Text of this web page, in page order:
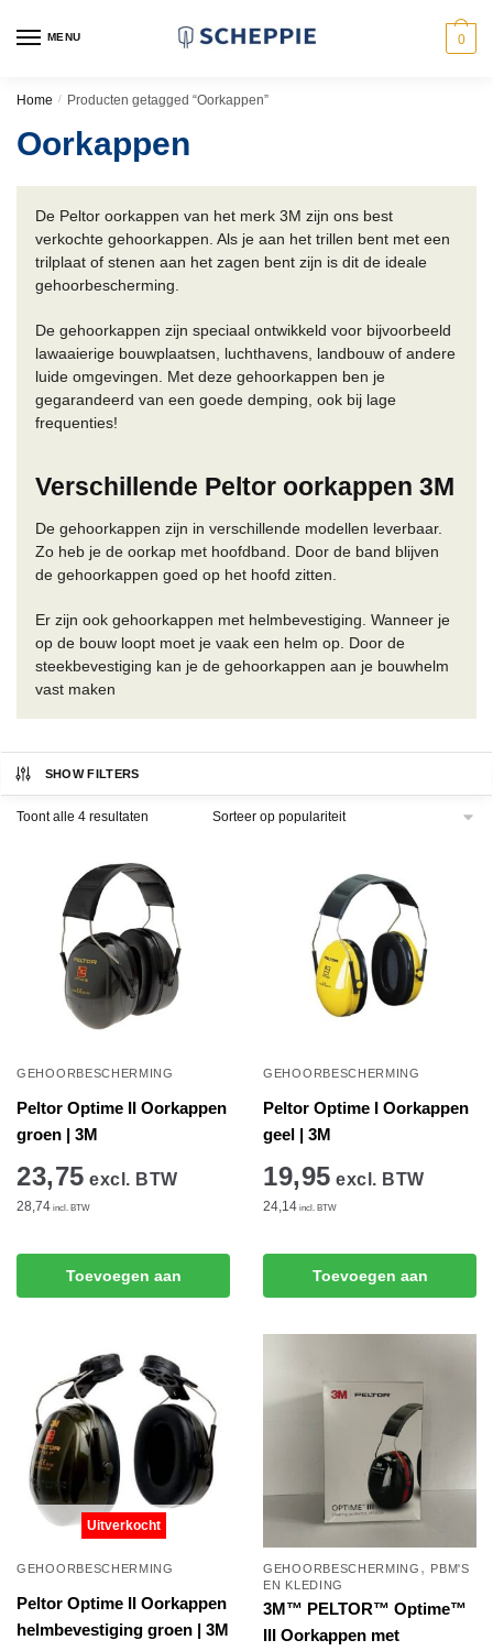
MENU 0
Home / Producten getagged “Oorkappen”
Oorkappen
De Peltor oorkappen van het merk 3M zijn ons best
verkochte gehoorkappen. Als je aan het trillen bent met een
trilplaat of stenen aan het zagen bent zijn is dit de ideale
gehoorbescherming.
De gehoorkappen zijn speciaal ontwikkeld voor bijvoorbeeld
lawaaierige bouwplaatsen, luchthavens, landbouw of andere
luide omgevingen. Met deze gehoorkappen ben je
gegarandeerd van een goede demping, ook bij lage
frequenties!
Verschillende Peltor oorkappen 3M
De gehoorkappen zijn in verschillende modellen leverbaar.
Zo heb je de oorkap met hoofdband. Door de band blijven
de gehoorkappen goed op het hoofd zitten.
Er zijn ook gehoorkappen met helmbevestiging. Wanneer je
op de bouw loopt moet je vaak een helm op. Door de
steekbevestiging kan je de gehoorkappen aan je bouwhelm
vast maken
SHOW FILTERS
Toont alle 4 resultaten Gesorteerd
GEHOORBESCHERMING
Peltor Optime II Oorkappen
groen | 3M
23,75 excl. BTW
28,74 incl. BTW
Toevoegen aan
GEHOORBESCHERMING
Peltor Optime I Oorkappen
geel | 3M
19,95 excl. BTW
24,14 incl. BTW
Toevoegen aan
Uitverkocht
GEHOORBESCHERMING
Peltor Optime II Oorkappen
helmbevestiging groen | 3M
GEHOORBESCHERMING ,
PBM'S
EN KLEDING
3M™ PELTOR™ Optime™
III Oorkappen met